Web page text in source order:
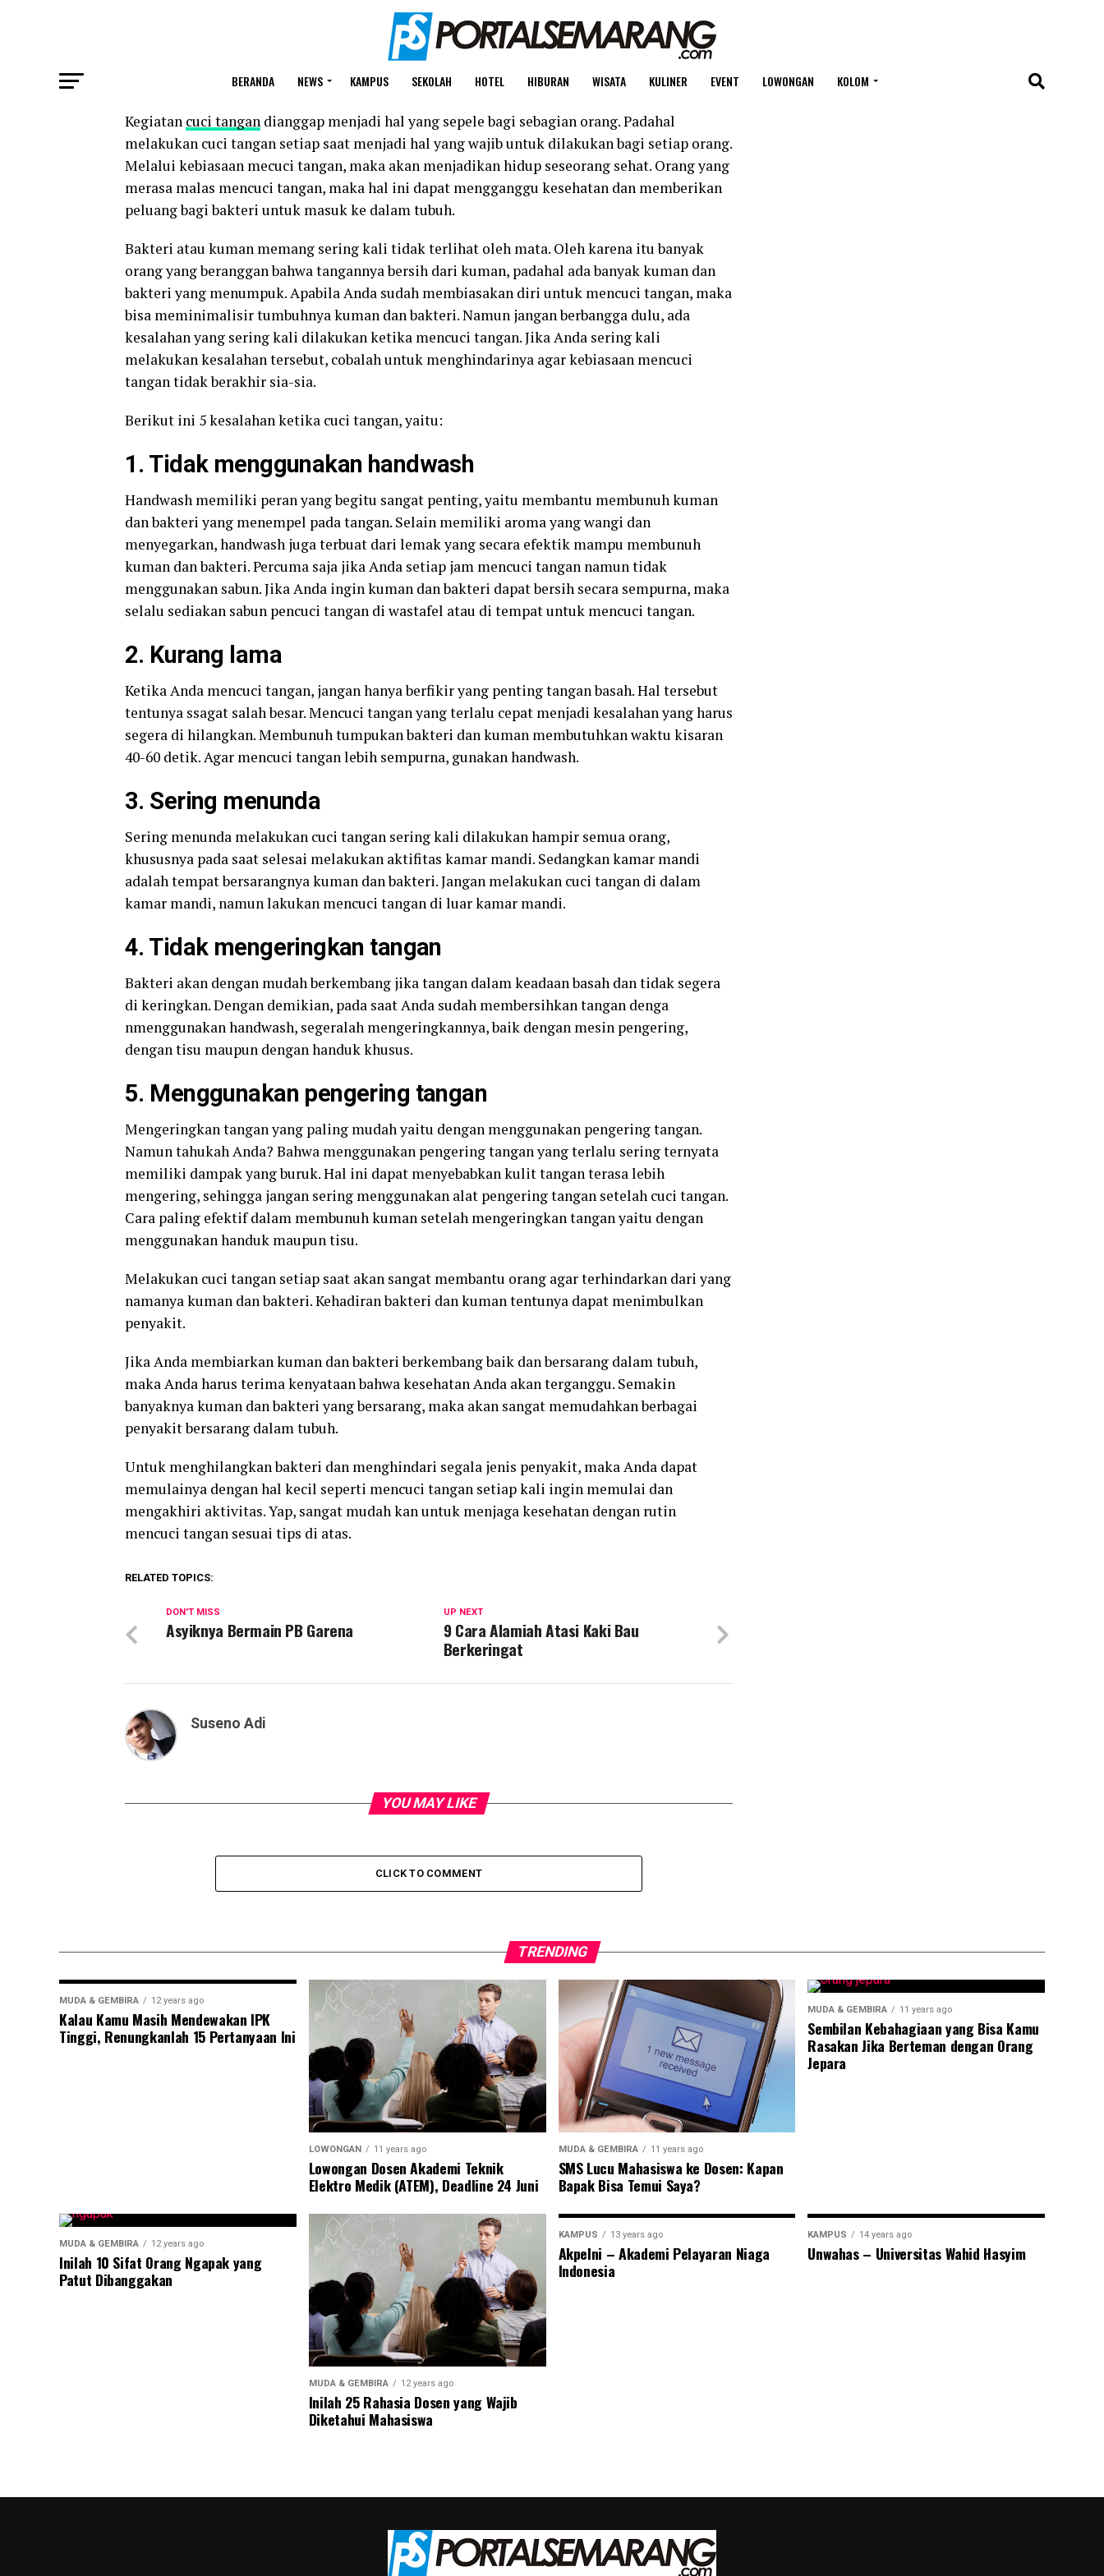
BERANDA NEWS KAMPUS SEKOLAH HOTEL HIBURAN WISATA KULINER EVENT LOWONGAN KOLOM
Kegiatan cuci tangan dianggap menjadi hal yang sepele bagi sebagian orang. Padahal
melakukan cuci tangan setiap saat menjadi hal yang wajib untuk dilakukan bagi setiap orang.
Melalui kebiasaan mecuci tangan, maka akan menjadikan hidup seseorang sehat. Orang yang
merasa malas mencuci tangan, maka hal ini dapat mengganggu kesehatan dan memberikan
peluang bagi bakteri untuk masuk ke dalam tubuh.
Bakteri atau kuman memang sering kali tidak terlihat oleh mata. Oleh karena itu banyak
orang yang beranggan bahwa tangannya bersih dari kuman, padahal ada banyak kuman dan
bakteri yang menumpuk. Apabila Anda sudah membiasakan diri untuk mencuci tangan, maka
bisa meminimalisir tumbuhnya kuman dan bakteri. Namun jangan berbangga dulu, ada
kesalahan yang sering kali dilakukan ketika mencuci tangan. Jika Anda sering kali
melakukan kesalahan tersebut, cobalah untuk menghindarinya agar kebiasaan mencuci
tangan tidak berakhir sia-sia.
Berikut ini 5 kesalahan ketika cuci tangan, yaitu:
1. Tidak menggunakan handwash
Handwash memiliki peran yang begitu sangat penting, yaitu membantu membunuh kuman
dan bakteri yang menempel pada tangan. Selain memiliki aroma yang wangi dan
menyegarkan, handwash juga terbuat dari lemak yang secara efektik mampu membunuh
kuman dan bakteri. Percuma saja jika Anda setiap jam mencuci tangan namun tidak
menggunakan sabun. Jika Anda ingin kuman dan bakteri dapat bersih secara sempurna, maka
selalu sediakan sabun pencuci tangan di wastafel atau di tempat untuk mencuci tangan.
2. Kurang lama
Ketika Anda mencuci tangan, jangan hanya berfikir yang penting tangan basah. Hal tersebut
tentunya ssagat salah besar. Mencuci tangan yang terlalu cepat menjadi kesalahan yang harus
segera di hilangkan. Membunuh tumpukan bakteri dan kuman membutuhkan waktu kisaran
40-60 detik. Agar mencuci tangan lebih sempurna, gunakan handwash.
3. Sering menunda
Sering menunda melakukan cuci tangan sering kali dilakukan hampir semua orang,
khususnya pada saat selesai melakukan aktifitas kamar mandi. Sedangkan kamar mandi
adalah tempat bersarangnya kuman dan bakteri. Jangan melakukan cuci tangan di dalam
kamar mandi, namun lakukan mencuci tangan di luar kamar mandi.
4. Tidak mengeringkan tangan
Bakteri akan dengan mudah berkembang jika tangan dalam keadaan basah dan tidak segera
di keringkan. Dengan demikian, pada saat Anda sudah membersihkan tangan denga
nmenggunakan handwash, segeralah mengeringkannya, baik dengan mesin pengering,
dengan tisu maupun dengan handuk khusus.
5. Menggunakan pengering tangan
Mengeringkan tangan yang paling mudah yaitu dengan menggunakan pengering tangan.
Namun tahukah Anda? Bahwa menggunakan pengering tangan yang terlalu sering ternyata
memiliki dampak yang buruk. Hal ini dapat menyebabkan kulit tangan terasa lebih
mengering, sehingga jangan sering menggunakan alat pengering tangan setelah cuci tangan.
Cara paling efektif dalam membunuh kuman setelah mengeringkan tangan yaitu dengan
menggunakan handuk maupun tisu.
Melakukan cuci tangan setiap saat akan sangat membantu orang agar terhindarkan dari yang
namanya kuman dan bakteri. Kehadiran bakteri dan kuman tentunya dapat menimbulkan
penyakit.
Jika Anda membiarkan kuman dan bakteri berkembang baik dan bersarang dalam tubuh,
maka Anda harus terima kenyataan bahwa kesehatan Anda akan terganggu. Semakin
banyaknya kuman dan bakteri yang bersarang, maka akan sangat memudahkan berbagai
penyakit bersarang dalam tubuh.
Untuk menghilangkan bakteri dan menghindari segala jenis penyakit, maka Anda dapat
memulainya dengan hal kecil seperti mencuci tangan setiap kali ingin memulai dan
mengakhiri aktivitas. Yap, sangat mudah kan untuk menjaga kesehatan dengan rutin
mencuci tangan sesuai tips di atas.
RELATED TOPICS:
UP NEXT
9 Cara Alamiah Atasi Kaki Bau
Berkeringat
DON'T MISS
Asyiknya Bermain PB Garena
Suseno Adi
YOU MAY LIKE
CLICK TO COMMENT
TRENDING
MUDA & GEMBIRA 12 years ago
Kalau Kamu Masih Mendewakan IPK
Tinggi, Renungkanlah 15 Pertanyaan Ini
LOWONGAN 11 years ago
Lowongan Dosen Akademi Teknik
Elektro Medik (ATEM), Deadline 24 Juni
MUDA & GEMBIRA 11 years ago
SMS Lucu Mahasiswa ke Dosen: Kapan
Bapak Bisa Temui Saya?
MUDA & GEMBIRA 11 years ago
Sembilan Kebahagiaan yang Bisa Kamu
Rasakan Jika Berteman dengan Orang
Jepara
MUDA & GEMBIRA 12 years ago
Inilah 10 Sifat Orang Ngapak yang
Patut Dibanggakan
MUDA & GEMBIRA 12 years ago
Inilah 25 Rahasia Dosen yang Wajib
Diketahui Mahasiswa
KAMPUS 13 years ago
Akpelni – Akademi Pelayaran Niaga
Indonesia
KAMPUS 14 years ago
Unwahas – Universitas Wahid Hasyim